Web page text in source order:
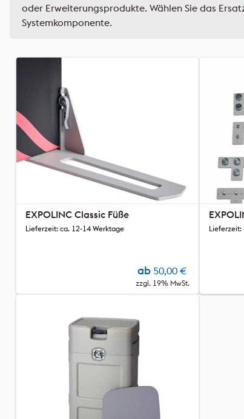
oder Erweiterungsprodukte. Wählen Sie das
Systemkomponente.
EXPOLINC Classic Füße
Lieferzeit: ca. 12-14 Werktage
ab 50,00 €
zzgl. 19% MwSt.
Lieferzeit: